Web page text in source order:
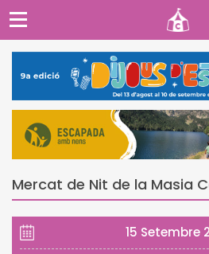
Mercat de Nit de la Masia
15 Setembre